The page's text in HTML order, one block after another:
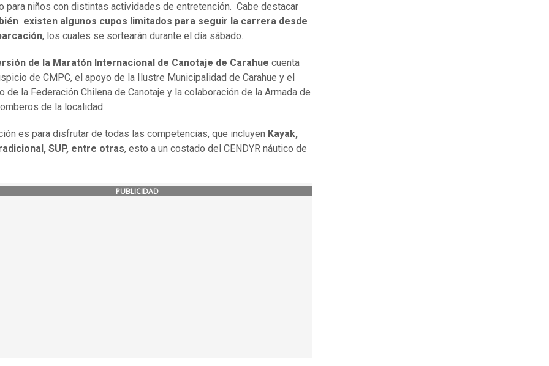
para niños con distintas actividades de entretención. Cabe destacar
existen algunos cupos limitados para seguir la carrera desde
, los cuales se sortearán durante el día sábado.
de la Maratón Internacional de Canotaje de Carahue cuenta
de CMPC, el apoyo de la Ilustre Municipalidad de Carahue y el
de la Federación Chilena de Canotaje y la colaboración de la Armada de
de la localidad.
es para disfrutar de todas las competencias, que incluyen Kayak,
SUP, entre otras, esto a un costado del CENDYR náutico de
PUBLICIDAD